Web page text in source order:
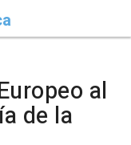
al
de la